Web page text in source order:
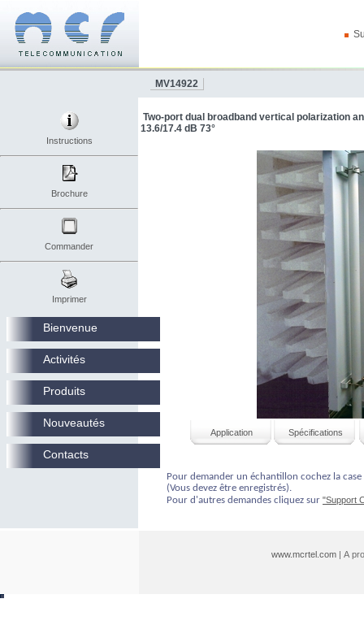
Instructions
Brochure
Commander
Imprimer
MV14922
Two-port dual broadband vertical polarization
13.6/17.4 dB 73°
Application Spécifications
Pour demander un échantillon cochez la
(Vous devez être enregistrés).
Pour d'autres demandes cliquez sur "Support
www.mcrtel.com | A
Bienvenue
Activités
Produits
Nouveautés
Contacts